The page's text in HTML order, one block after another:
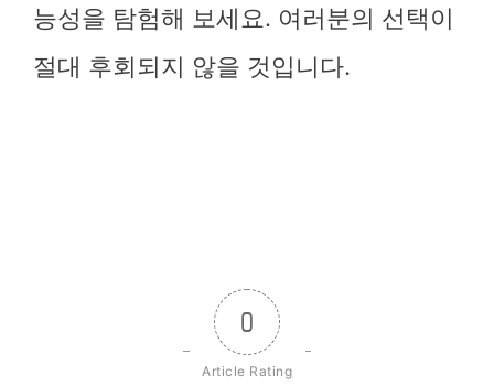
능성을 탐험해 보세요. 여러분의 선택이
절대 후회되지 않을 것입니다.
0
Article Rating